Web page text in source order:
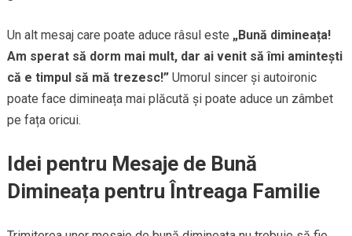
Un alt mesaj care poate aduce râsul este „Bună dimineața!
Am sperat să dorm mai mult, dar ai venit să îmi amintești
că e timpul să mă trezesc!”Umorul sincer și autoironic
poate face dimineața mai plăcută și poate aduce un zâmbet
pe fața oricui.
Idei pentru Mesaje de Bună
Dimineața pentru Întreaga Familie